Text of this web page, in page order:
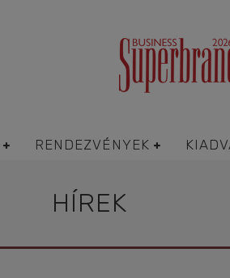
RENDEZVÉNYEK
HÍREK